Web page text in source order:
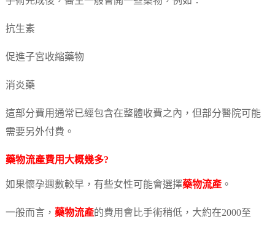
抗生素
促進子宮收縮藥物
消炎藥
這部分費用通常已經包含在整體收費之內，但部分醫院可能
需要另外付費。
藥物流產費用大概幾多?
如果懷孕週數較早，有些女性可能會選擇藥物流產。
一般而言， 藥物流產的費用會比手術稍低，大約在2000至